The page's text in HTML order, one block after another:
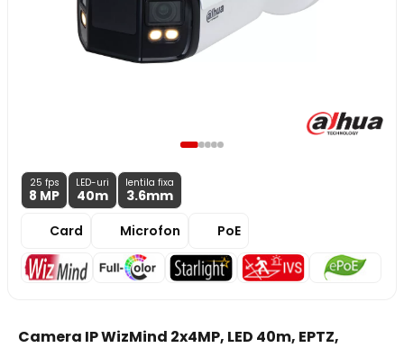
25 fps
8 MP
LED-uri
40m
lentila fixa
3.6mm
Card
Microfon PoE
Camera IP WizMind 2x4MP, LED 40m, EPTZ,